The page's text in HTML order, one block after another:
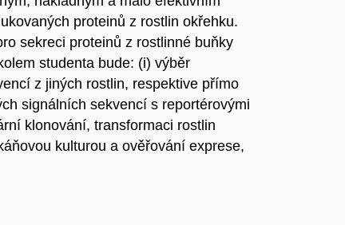
proteinů z rostlin okřehku.
sekreci proteinů z rostlinné buňky
studenta bude: (i) výběr
z jiných rostlin, respektive přímo
signálních sekvencí s reportérovými
klonování, transformaci rostlin
kulturou a ověřování exprese,